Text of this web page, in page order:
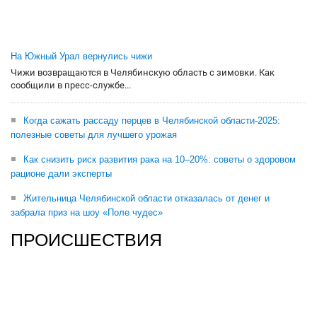
На Южный Урал вернулись чижи
Чижи возвращаются в Челябинскую область с зимовки. Как
сообщили в пресс-службе...
Когда сажать рассаду перцев в Челябинской области-2025:
полезные советы для лучшего урожая
Как снизить риск развития рака на 10–20%: советы о здоровом
рационе дали эксперты
Жительница Челябинской области отказалась от денег и
забрала приз на шоу «Поле чудес»
ПРОИСШЕСТВИЯ